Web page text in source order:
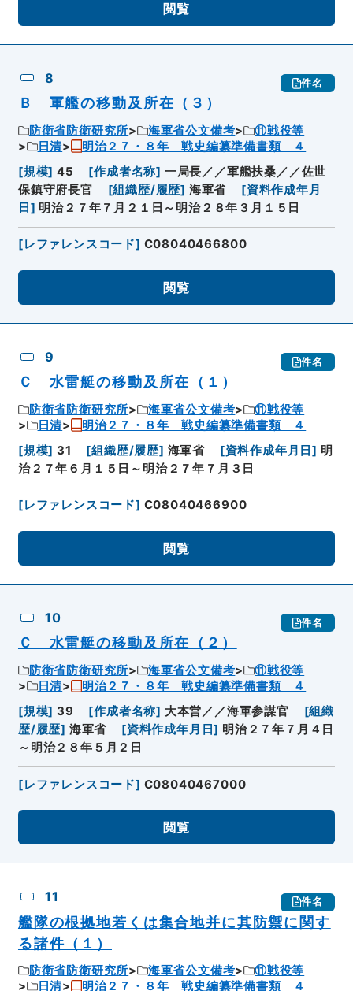
閲覧
8 件名
Ｂ 軍艦の移動及所在（３）
防衛省防衛研究所 海軍省公文備考
⑪戦役等
日清
明治２７・８年 戦史編纂準備書類 ４
[規模] 45 [作成者名称] 一局長／／軍艦扶桑／／佐世
保鎮守府長官
[組織歴/履歴] 海軍省 [資料作成年月
日 ] 明治２７年７月２１日～明治２８年３月１５日
[レファレンスコード] C08040466800
閲覧
9 件名
Ｃ 水雷艇の移動及所在（１）
防衛省防衛研究所 海軍省公文備考
⑪戦役等
日清
明治２７・８年 戦史編纂準備書類 ４
[規模] 31 [組織歴/履歴] 海軍省 [資料作成年月日] 明
治２７年６月１５日～明治２７年７月３日
[レファレンスコード] C08040466900
閲覧
10 件名
Ｃ 水雷艇の移動及所在（２）
防衛省防衛研究所 海軍省公文備考
⑪戦役等
日清
明治２７・８年 戦史編纂準備書類 ４
[規模] 39 [作成者名称] 大本営／／海軍参謀官 [組織
歴/履歴] 海軍省 [資料作成年月日] 明治２７年７月４日
～明治２８年５月２日
[レファレンスコード] C08040467000
閲覧
11 件名
艦隊の根拠地若くは集合地并に其防禦に関す
る諸件（１）
防衛省防衛研究所 海軍省公文備考
⑪戦役等
日清
明治２７・８年 戦史編纂準備書類 ４